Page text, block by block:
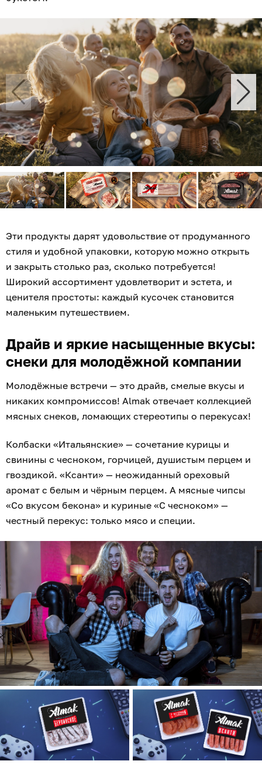
Эти продукты дарят удовольствие от продуманного
стиля и удобной упаковки, которую можно открыть
и закрыть столько раз, сколько потребуется!
Широкий ассортимент удовлетворит и эстета, и
ценителя простоты: каждый кусочек становится
маленьким путешествием.
Драйв и яркие насыщенные вкусы:
снеки для молодёжной компании
Молодёжные встречи — это драйв, смелые вкусы и
никаких компромиссов! Almak отвечает коллекцией
мясных снеков, ломающих стереотипы о перекусах!
Колбаски «Итальянские» — сочетание курицы и
свинины с чесноком, горчицей, душистым перцем и
гвоздикой. «Ксанти» — неожиданный ореховый
аромат с белым и чёрным перцем. А мясные чипсы
«Со вкусом бекона» и куриные «С чесноком» —
честный перекус: только мясо и специи.